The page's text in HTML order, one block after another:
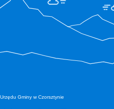
Gminy w Czorsztynie